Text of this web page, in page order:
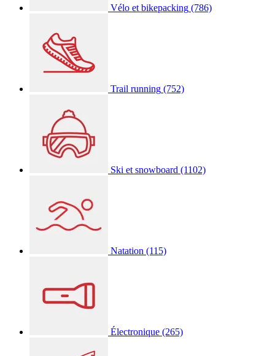
Vélo et bikepacking (786)
Trail running (752)
Ski et snowboard (1102)
Natation (115)
Électronique (265)